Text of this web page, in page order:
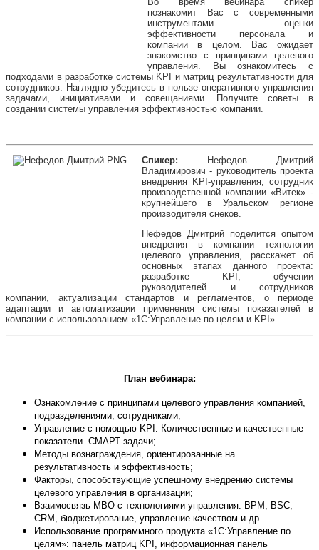
познакомит Вас с современными
инструментами оценки
эффективности персонала и
компании в целом. Вас ожидает
знакомство с принципами целевого
управления. Вы ознакомитесь с
подходами в разработке системы KPI и матриц результативности для
сотрудников. Наглядно убедитесь в пользе оперативного управления
задачами, инициативами и совещаниями. Получите советы в
создании системы управления эффективностью компании.
Спикер:
Нефедов Дмитрий
Владимирович - руководитель проекта
внедрения KPI-управления, сотрудник
производственной компании «Витек» -
крупнейшего в Уральском регионе
производителя снеков.
Нефедов Дмитрий поделится опытом
внедрения в компании технологии
целевого управления, расскажет об
основных этапах данного проекта:
разработке KPI, обучении
руководителей и сотрудников
компании, актуализации стандартов и регламентов, о периоде
адаптации и автоматизации применения системы показателей в
компании с использованием «1С:Управление по целям и KPI».
План вебинара:
Ознакомление с принципами целевого управления компанией,
подразделениями, сотрудниками;
Управление с помощью KPI. Количественные и качественные
показатели. СМАРТ-задачи;
Методы вознаграждения, ориентированные на
результативность и эффективность;
Факторы, способствующие успешному внедрению системы
целевого управления в организации;
Взаимосвязь MBO с технологиями управления: BPM, BSC,
CRM, бюджетирование, управление качеством и др.
Использование программного продукта «1С:Управление по
целям»: панель матриц KPI, информационная панель